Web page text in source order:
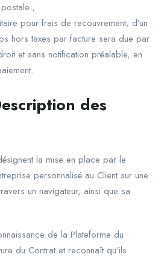
;
pour frais de recouvrement, d’un
hors taxes par facture sera due par
et sans notification préalable, en
des
la mise en place par le
personnalisé au Client sur une
un navigateur, ainsi que sa
de la Plateforme du
du Contrat et reconnaît qu’ils